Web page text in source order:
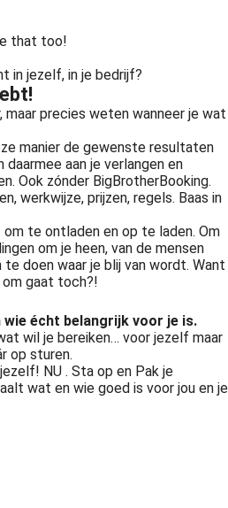
that too!
in jezelf, in je bedrijf?
maar precies weten wanneer je wat
manier de gewenste resultaten
aan je verlangen en
Ook zónder BigBrotherBooking.
werkwijze, prijzen, regels. Baas in
te ontladen en op te laden. Om
om je heen, van de mensen
te doen waar je blij van wordt. Want
gaat toch?!
wie écht belangrijk voor je is.
wil je bereiken… voor jezelf maar
op sturen.
NU . Sta op en Pak je
wat en wie goed is voor jou en je